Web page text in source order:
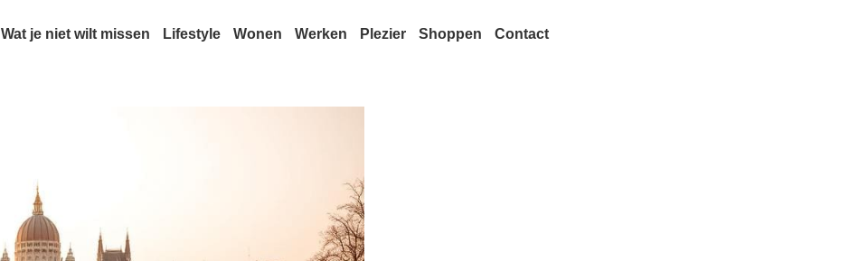
Wat je niet wilt missen Lifestyle Wonen Werken Plezier Shoppen Contact